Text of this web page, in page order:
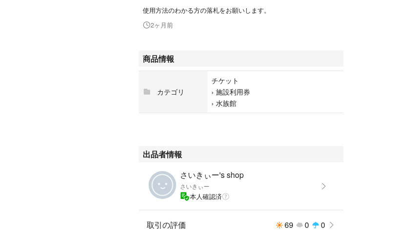
使用方法のわかる方の落札をお願いします。
2ヶ月前
商品情報
カテゴリ
チケット
› 施設利用券
› 水族館
出品者情報
さいきぃー's shop
さいきぃー
本人確認済
取引の評価 69 0 0